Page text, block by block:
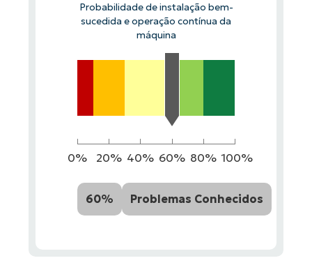
Probabilidade de instalação bem-
sucedida e operação contínua da
máquina
0% 20% 40% 60% 80% 100%
60% Problemas Conhecidos